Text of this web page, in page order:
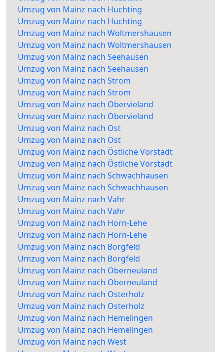
Umzug von Mainz nach Huchting
Umzug von Mainz nach Huchting
Umzug von Mainz nach Woltmershausen
Umzug von Mainz nach Woltmershausen
Umzug von Mainz nach Seehausen
Umzug von Mainz nach Seehausen
Umzug von Mainz nach Strom
Umzug von Mainz nach Strom
Umzug von Mainz nach Obervieland
Umzug von Mainz nach Obervieland
Umzug von Mainz nach Ost
Umzug von Mainz nach Ost
Umzug von Mainz nach Östliche Vorstadt
Umzug von Mainz nach Östliche Vorstadt
Umzug von Mainz nach Schwachhausen
Umzug von Mainz nach Schwachhausen
Umzug von Mainz nach Vahr
Umzug von Mainz nach Vahr
Umzug von Mainz nach Horn-Lehe
Umzug von Mainz nach Horn-Lehe
Umzug von Mainz nach Borgfeld
Umzug von Mainz nach Borgfeld
Umzug von Mainz nach Oberneuland
Umzug von Mainz nach Oberneuland
Umzug von Mainz nach Osterholz
Umzug von Mainz nach Osterholz
Umzug von Mainz nach Hemelingen
Umzug von Mainz nach Hemelingen
Umzug von Mainz nach West